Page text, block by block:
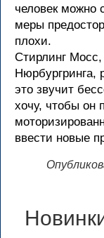
человек можно
меры
плохи.
Стирлинг
Нюрбургринга,
это звучит
хочу, чтобы он
ввести новые